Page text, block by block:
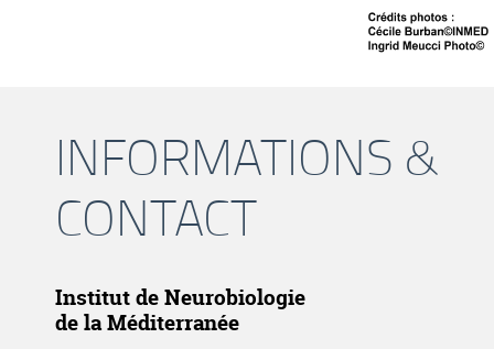
INFORMATIONS &
CONTACT
Institut de Neurobiologie
de la Méditerranée